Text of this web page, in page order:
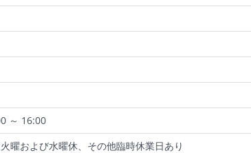
～ 16:00
曜および水曜休、その他臨時休業日あり